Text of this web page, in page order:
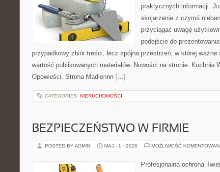
praktycznych informacji.
skojarzenie z czymś
przyciągać uwagę
podejście do
przypadkowy zbiór treści, lecz spójna przestrzeń, w której ważne
wartość publikowanych materiałów. Nowości na stronie: Kuchnia
Opowieści. Strona Madlennn […]
CATEGORIES: NIERUCHOMOŚCI
BEZPIECZEŃSTWO W FIRMIE
POSTED BY ADMIN MAJ - 1 - 2026 MOŻLIWOŚĆ
Profesjonalna ochrona